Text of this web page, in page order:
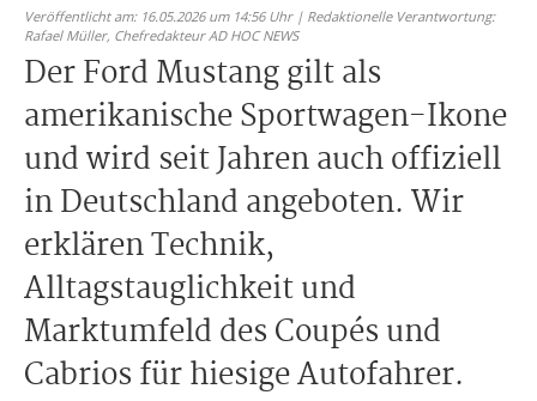
Veröffentlicht am: 16.05.2026 um 14:56 Uhr | Redaktionelle Verantwortung:
Rafael Müller, Chefredakteur AD HOC NEWS
Der Ford Mustang gilt als
amerikanische Sportwagen-Ikone
und wird seit Jahren auch offiziell
in Deutschland angeboten. Wir
erklären Technik,
Alltagstauglichkeit und
Marktumfeld des Coupés und
Cabrios für hiesige Autofahrer.